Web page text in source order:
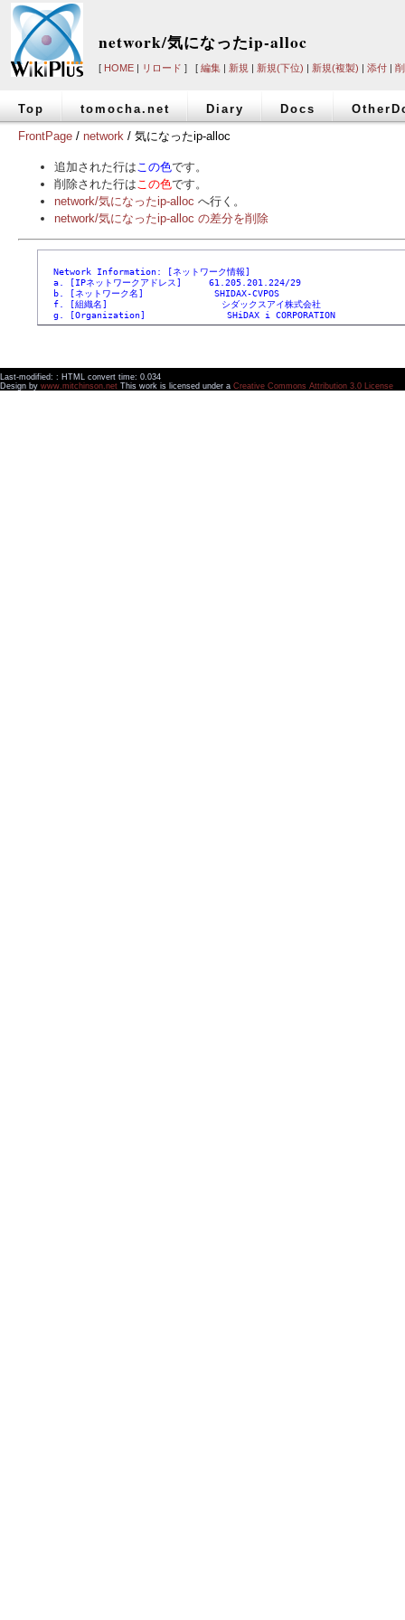
network/気になったip-alloc
[ HOME | リロード ] [ 編集 | 新規 | 新規(下位) | 新規(複製) | 添付 |
Top tomocha.net Diary Docs
FrontPage / network / 気になったip-alloc
追加された行は この色です。
削除された行は この色です。
network/気になったip-alloc へ行く。
network/気になったip-alloc の差分を削除
  Network Information: [ネットワーク情報]
  a. [IPネットワークアドレス]     61.205.201.224/29
  b. [ネットワーク名]             SHIDAX-CVPOS
  f. [組織名]                     シダックスアイ株式会社
  g. [Organization]               SHiDAX i CORPORATION
Last-modified: : HTML convert time: 0.034
Design by www.mitchinson.net This work is licensed under a Creative Commons Attribution 3.0 License